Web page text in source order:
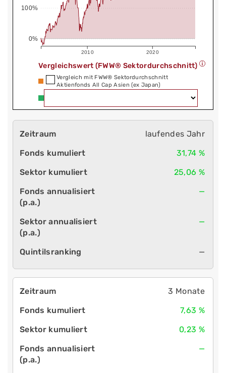
2010 2020
0%
100%
Vergleichswert (FWW® Sektordurchschnitt)
Vergleich mit FWW® Sektordurchschnitt
Aktienfonds All Cap Asien (ex Japan)
laufendes Jahr
31,74 %
25,06 %
—
—
—
3 Monate
7,63 %
0,23 %
—